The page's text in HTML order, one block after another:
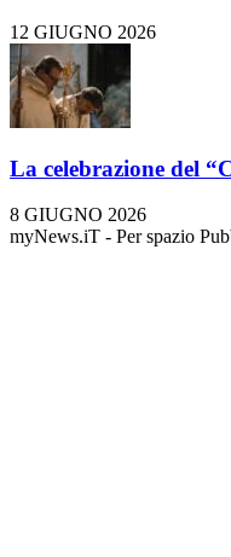
12 GIUGNO 2026
La celebrazione del
8 GIUGNO 2026
myNews.iT - Per spazio